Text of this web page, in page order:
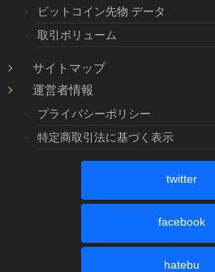
ビットコイン先物 データ
取引ボリューム
サイトマップ
運営者情報
プライバシーポリシー
特定商取引法に基づく表示
twitter
facebook
hatebu